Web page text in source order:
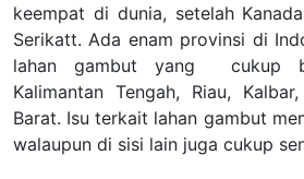
keempat di dunia, setelah
Serikatt. Ada enam provinsi di
lahan gambut yang cukup
Kalimantan Tengah, Riau,
Barat. Isu terkait lahan gambut
walaupun di sisi lain juga cukup